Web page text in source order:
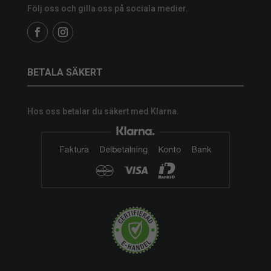
Följ oss och gilla oss på sociala medier.
BETALA SÄKERT
Hos oss betalar du säkert med Klarna.